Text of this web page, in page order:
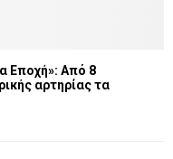
Εποχή»: Από 8
αρτηρίας τα